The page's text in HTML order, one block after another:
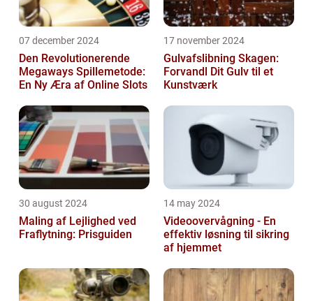
07 december 2024
Den Revolutionerende
Megaways Spillemetode:
En Ny Æra af Online Slots
17 november 2024
Gulvafslibning Skagen:
Forvandl Dit Gulv til et
Kunstværk
30 august 2024
Maling af Lejlighed ved
Fraflytning: Prisguiden
14 may 2024
Videoovervågning - En
effektiv løsning til sikring
af hjemmet